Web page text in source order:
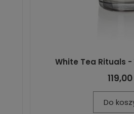
White Tea Rituals -
119,00
Do